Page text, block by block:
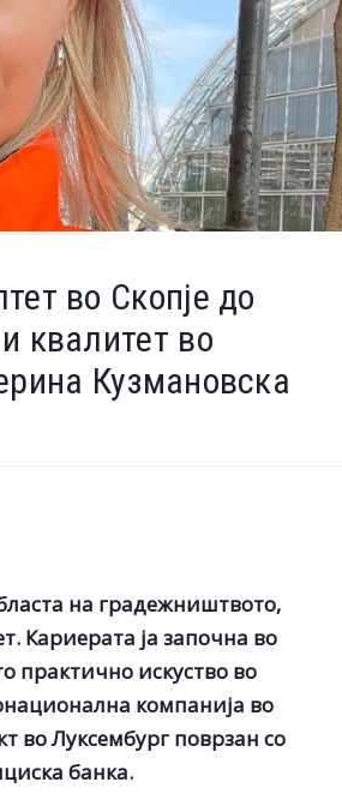
во Скопје до
квалитет во
Кузмановска
на градежништвото,
Кариерата ја започна во
практично искуство во
компанија во
во Луксембург поврзан со
банка.